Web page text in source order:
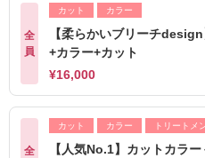
全
員
カット カラー
【柔らかいブリーチ
+カラー+カット
¥16,000
全
カット カラー トリートメ
【人気No.1】カットカラ